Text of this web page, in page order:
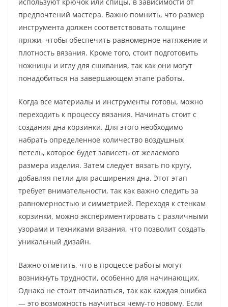
предпочтений мастера. Важно помнить, что размер
инструмента должен соответствовать толщине
пряжи, чтобы обеспечить равномерное натяжение и
плотность вязания. Кроме того, стоит подготовить
ножницы и иглу для сшивания, так как они могут
понадобиться на завершающем этапе работы.
Когда все материалы и инструменты готовы, можно
переходить к процессу вязания. Начинать стоит с
создания дна корзинки. Для этого необходимо
набрать определенное количество воздушных
петель, которое будет зависеть от желаемого
размера изделия. Затем следует вязать по кругу,
добавляя петли для расширения дна. Этот этап
требует внимательности, так как важно следить за
равномерностью и симметрией. Переходя к стенкам
корзинки, можно экспериментировать с различными
узорами и техниками вязания, что позволит создать
уникальный дизайн.
Важно отметить, что в процессе работы могут
возникнуть трудности, особенно для начинающих.
Однако не стоит отчаиваться, так как каждая ошибка
— это возможность научиться чему-то новому. Если